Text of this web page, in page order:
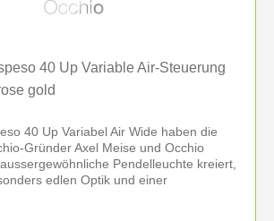
40 Up Variable Air-Steuerung
gold
40 Up Variabel Air Wide haben die
Gründer Axel Meise und Occhio
Pendelleuchte kreiert,
edlen Optik und einer